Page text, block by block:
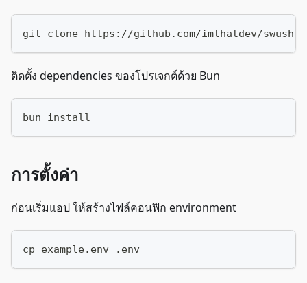
git clone https://github.com/imthatdev/
ติดตั้ง dependencies ของโปรเจกต์ด้วย Bun
bun install
การตั้งค่า
ก่อนเริ่มแอป ให้สร้างไฟล์คอนฟิก environment
cp example.env .env